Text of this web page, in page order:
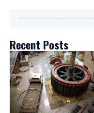
Recent Posts